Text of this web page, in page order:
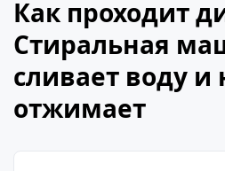
Как проходит
Стиральная
сливает воду и
отжимает